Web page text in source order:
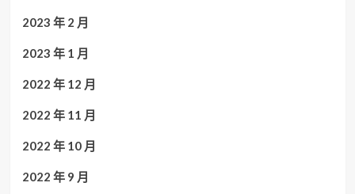
2023 年 2 月
2023 年 1 月
2022 年 12 月
2022 年 11 月
2022 年 10 月
2022 年 9 月